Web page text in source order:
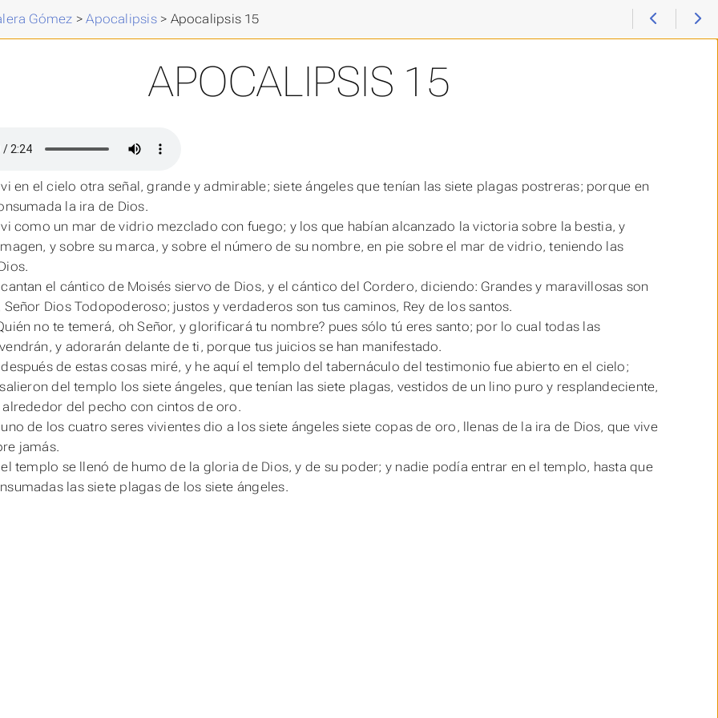
Gómez >Apocalipsis> Apocalipsis 15
APOCALIPSIS 15
vi en el cielo otra señal, grande y admirable; siete ángeles que tenían las siete plagas postreras; porque en
la ira de Dios.
vi como un mar de vidrio mezclado con fuego; y los que habían alcanzado la victoria sobre la bestia, y
y sobre su marca, y sobre el número de su nombre, en pie sobre el mar de vidrio, teniendo las
cantan el cántico de Moisés siervo de Dios, y el cántico del Cordero, diciendo: Grandes y maravillosas son
Señor Dios Todopoderoso; justos y verdaderos son tus caminos, Rey de los santos.
no te temerá, oh Señor, y glorificará tu nombre? pues sólo tú eres santo; por lo cual todas las
y adorarán delante de ti, porque tus juicios se han manifestado.
después de estas cosas miré, y he aquí el templo del tabernáculo del testimonio fue abierto en el cielo;
del templo los siete ángeles, que tenían las siete plagas, vestidos de un lino puro y resplandeciente,
del pecho con cintos de oro.
uno de los cuatro seres vivientes dio a los siete ángeles siete copas de oro, llenas de la ira de Dios, que vive
jamás.
el templo se llenó de humo de la gloria de Dios, y de su poder; y nadie podía entrar en el templo, hasta que
las siete plagas de los siete ángeles.